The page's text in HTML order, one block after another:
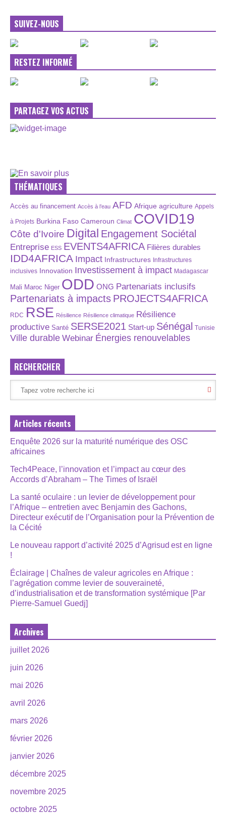
SUIVEZ-NOUS
RESTEZ INFORMÉ
PARTAGEZ VOS ACTUS
THÉMATIQUES
Accès au financement Accès à l’eau AFD Afrique agriculture Appels
à Projets Burkina Faso Cameroun Climat COVID19
Côte d'Ivoire Digital Engagement Sociétal
Entreprise ESS EVENTS4AFRICA Filières durables
IDD4AFRICA Impact Infrastructures Infrastructures
inclusives Innovation Investissement à impact Madagascar
Mali Maroc Niger ODD ONG Partenariats inclusifs
Partenariats à impacts PROJECTS4AFRICA
RDC RSE Résilience Résilience climatique Résilience
productive Santé SERSE2021 Start-up Sénégal Tunisie
Ville durable Webinar Énergies renouvelables
RECHERCHER
Articles récents
Enquête 2026 sur la maturité numérique des OSC
africaines
Tech4Peace, l’innovation et l’impact au cœur des
Accords d’Abraham – The Times of Israël
La santé oculaire : un levier de développement pour
l’Afrique – entretien avec Benjamin des Gachons,
Directeur exécutif de l’Organisation pour la Prévention de
la Cécité
Le nouveau rapport d’activité 2025 d’Agrisud est en ligne
!
Éclairage | Chaînes de valeur agricoles en Afrique :
l’agrégation comme levier de souveraineté,
d’industrialisation et de transformation systémique [Par
Pierre-Samuel Guedj]
Archives
juillet 2026
juin 2026
mai 2026
avril 2026
mars 2026
février 2026
janvier 2026
décembre 2025
novembre 2025
octobre 2025